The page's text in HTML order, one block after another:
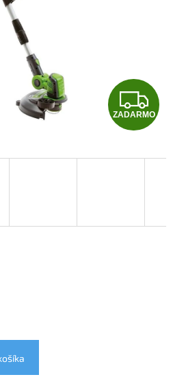
Z
A
D
ZADARMO